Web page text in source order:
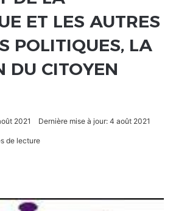
ET LES AUTRES
POLITIQUES, LA
DU CITOYEN
2021 Dernière mise à jour: 4 août 2021
de lecture